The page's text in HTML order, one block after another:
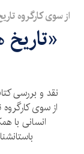
از سوی کارگروه
نقد و بررسی
از سوی
انسانی با
باستانشناسان